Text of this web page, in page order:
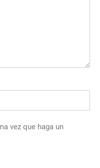
vez que haga un